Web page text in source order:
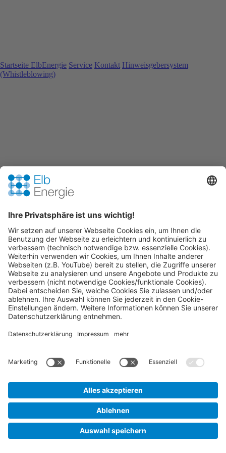
Startseite ElbEnergie Service Kontakt Hinweisgebersystem
(Whistleblowing)